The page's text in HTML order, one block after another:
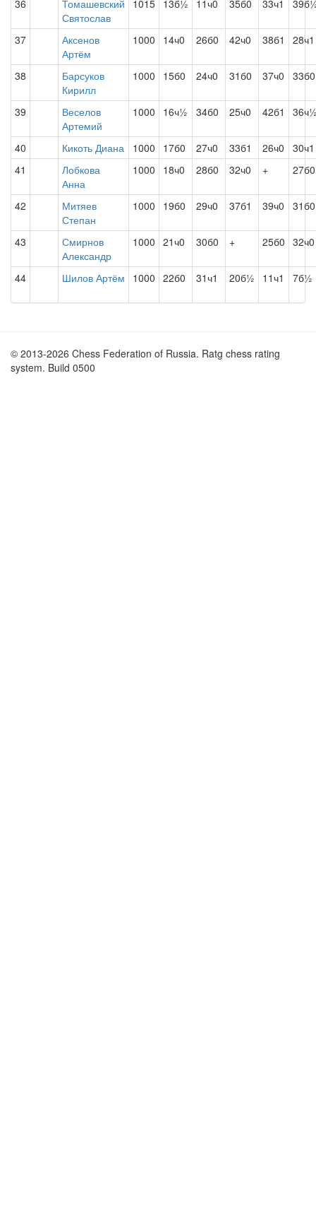
36
Томашевский
Святослав
1015 13б½ 11ч0 35б0 33ч1
37
Аксенов
Артём
1000 14ч0 26б0 42ч0 38б1 28ч1
38
Барсуков
Кирилл
1000 15б0 24ч0 31б0 37ч0 33б0
39
Веселов
Артемий
1000 16ч½ 34б0 25ч0 42б1
40 Кикоть Диана 1000 17б0 27ч0 33б1 26ч0
30ч1
41
Лобкова
Анна
1000 18ч0 28б0 32ч0 + 27б0
42
Митяев
Степан
1000 19б0 29ч0 37б1 39ч0 31б0
43
Смирнов
Александр
1000 21ч0 30б0 + 25б0 32ч0
44 Шилов Артём 1000 22б0 31ч1 20б½ 11ч1 7б½
© 2013-2026 Chess Federation of Russia. Ratg chess rating
system. Build 0500